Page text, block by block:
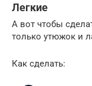
Легкие
А вот чтобы
только утюжок и
Как сделать: